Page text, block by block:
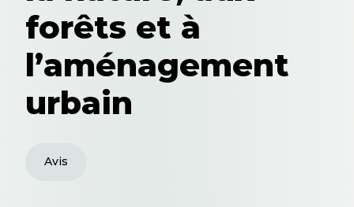
forêts et à
l’aménagement
urbain
Avis